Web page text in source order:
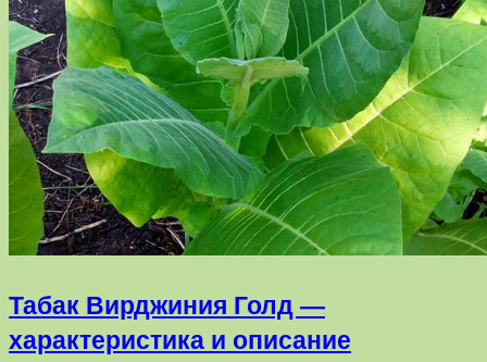
Табак Вирджиния Голд —
характеристика и описание